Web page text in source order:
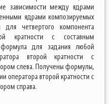
зависимости между ядрами
ядрами композируемых
для четвертого компонента
кратности с составным
для задания любой
второй кратности с
слева. Получены формулы,
второй кратности с
справа.